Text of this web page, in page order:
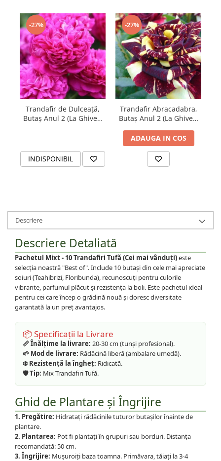
-27%
Trandafir de Dulceață,
Butaș Anul 2 (La Ghiveci
INDISPONIBIL
-27%
Trandafir Abracadabra,
Butaș Anul 2 (La Ghiveci
ADAUGA IN COS
Descriere
Descriere Detaliată
Pachetul Mixt - 10 Trandafiri Tufă (Cei mai vânduți)este
selecția noastră "Best of". Include 10 butași din cele mai apreciate
soiuri (Teahibrizi, Floribunda), recunoscuți pentru culorile
vibrante, parfumul plăcut și rezistența la boli. Este pachetul ideal
pentru cei care încep o grădină nouă și doresc diversitate
garantată la un preț avantajos.
📦 Specificații la Livrare
📏 Înălțime la livrare: 20-30 cm (tunși profesional).
🌱 Mod de livrare: Rădăcină liberă (ambalare umedă).
❄️ Rezistență la îngheț: Ridicată.
🛡️ Tip: Mix Trandafiri Tufă.
Ghid de Plantare și Îngrijire
1. Pregătire: Hidratați rădăcinile tuturor butașilor înainte de
plantare.
2. Plantarea: Pot fi plantați în grupuri sau borduri. Distanța
recomandată: 50 cm.
3. Îngrijire: Mușuroiți baza toamna. Primăvara, tăiați la 3-4